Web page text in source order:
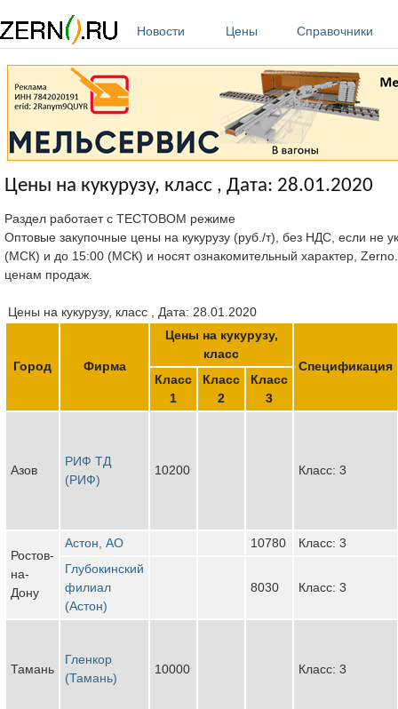
Новости
Цены Справочники
Цены на кукурузу, класс , Дата: 28.01.2020
Раздел работает с ТЕСТОВОМ режиме
Оптовые закупочные цены на кукурузу (руб./т), без НДС, если не
(МСК) и до 15:00 (МСК) и носят ознакомительный характер,
ценам продаж.
Цены на кукурузу, класс , Дата: 28.01.2020
Город Фирма
Цены на кукурузу,
класс
Спецификация
Класс
1
Класс
2
Класс
3
Азов
РИФ ТД
(РИФ)
10200 Класс: 3
Ростов-
на-
Дону
Астон, АО 10780
Класс: 3
Глубокинский
филиал
(Астон)
8030 Класс: 3
Тамань
Гленкор
(Тамань)
10000 Класс: 3